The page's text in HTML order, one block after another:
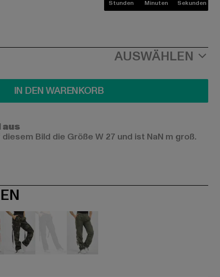
Stunden Minuten Sekunden
AUSWÄHLEN
IN DEN WARENKORB
Bild die Größe W 27 und ist NaN m groß.